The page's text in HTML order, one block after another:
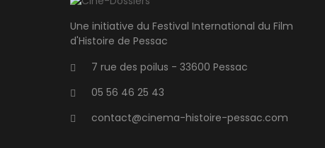
Une initiative du Festival International du Film
d'Histoire de Pessac
7 rue des poilus - 33600 Pessac
05 56 46 25 43
contact@cinema-histoire-pessac.com